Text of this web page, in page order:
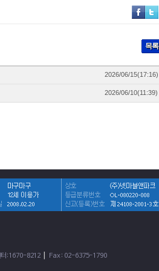
목록
2026/06/15(17:16)
2026/06/10(11:39)
터:1670-8212 Fax : 02-6375-1790